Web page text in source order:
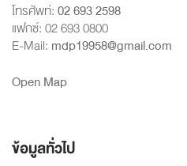
โทรศัพท์:02 693 2598
แฟกซ์: 02 693 0800
E-Mail: mdp19958@gmail.com
Open Map
ข้อมูลทั่วไป